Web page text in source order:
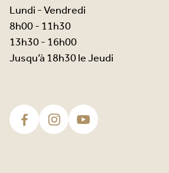
Lundi - Vendredi
8h00 - 11h30
13h30 - 16h00
Jusqu’à 18h30 le Jeudi